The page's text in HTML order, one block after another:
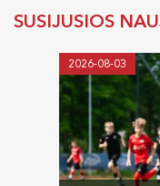
SUSIJUSIOS
2026-08-03